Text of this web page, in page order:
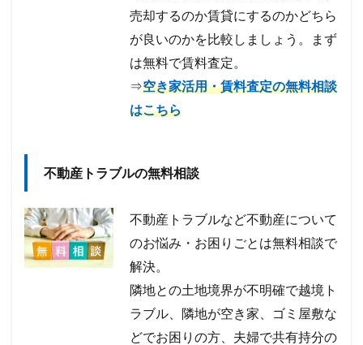
売却するのか賃貸にするのかどちら
が良いのかを比較しましょう。まず
は無料で賃料査定。
⇒空き家活用・賃料査定の無料相談
はこちら
不動産トラブルの無料相談
不動産トラブルなど不動産について
のお悩み・お困りごとは無料相談で
解決。
隣地との土地境界が不明確で越境ト
ラブル、隣地が空き家、ゴミ屋敷な
どでお困りの方、夫婦で共有持分の